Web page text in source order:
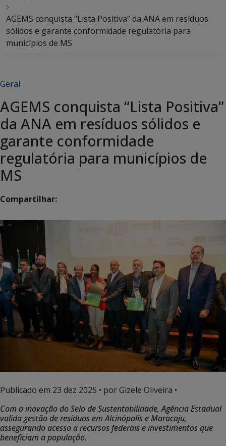
AGEMS conquista “Lista Positiva” da ANA em resíduos
sólidos e garante conformidade regulatória para
municípios de MS
Geral
AGEMS conquista “Lista Positiva”
da ANA em resíduos sólidos e
garante conformidade
regulatória para municípios de
MS
Compartilhar:
Publicado em 23 dez 2025 • por Gizele Oliveira •
Com a inovação do Selo de Sustentabilidade, Agência Estadual
valida gestão de resíduos em Alcinópolis e Maracaju,
assegurando acesso a recursos federais e investimentos que
beneficiam a população.